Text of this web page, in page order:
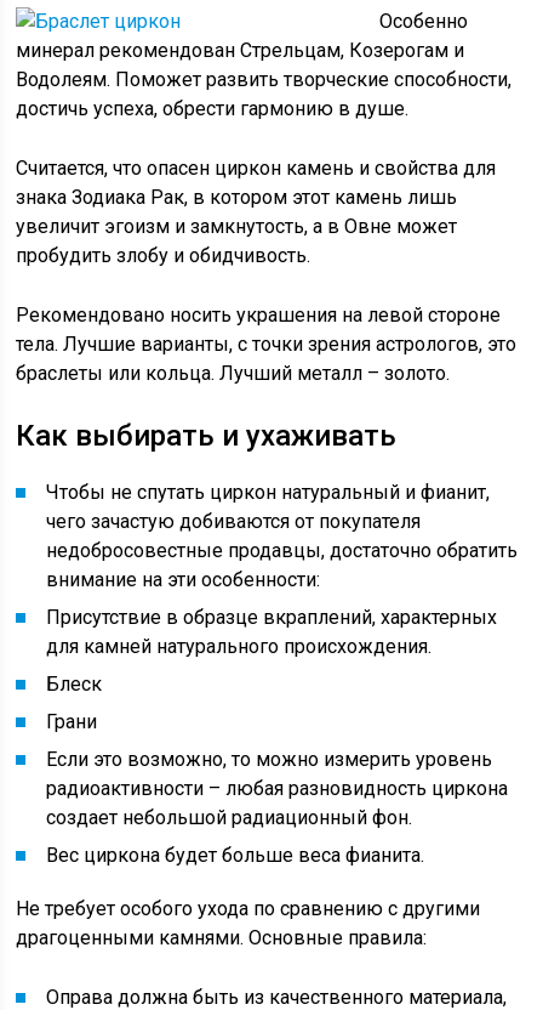
Особенно
минерал рекомендован Стрельцам, Козерогам и
Водолеям. Поможет развить творческие способности,
достичь успеха, обрести гармонию в душе.
Считается, что опасен циркон камень и свойства для
знака Зодиака Рак, в котором этот камень лишь
увеличит эгоизм и замкнутость, а в Овне может
пробудить злобу и обидчивость.
Рекомендовано носить украшения на левой стороне
тела. Лучшие варианты, с точки зрения астрологов, это
браслеты или кольца. Лучший металл – золото.
Как выбирать и ухаживать
Чтобы не спутать циркон натуральный и фианит,
чего зачастую добиваются от покупателя
недобросовестные продавцы, достаточно обратить
внимание на эти особенности:
Присутствие в образце вкраплений, характерных
для камней натурального происхождения.
Блеск
Грани
Если это возможно, то можно измерить уровень
радиоактивности – любая разновидность циркона
создает небольшой радиационный фон.
Вес циркона будет больше веса фианита.
Не требует особого ухода по сравнению с другими
драгоценными камнями. Основные правила:
Оправа должна быть из качественного материала,